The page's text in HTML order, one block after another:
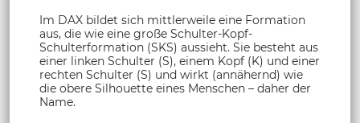
Im DAX bildet sich mittlerweile eine Formation
aus, die wie eine große Schulter-Kopf-
Schulterformation (SKS) aussieht. Sie besteht aus
einer linken Schulter (S), einem Kopf (K) und einer
rechten Schulter (S) und wirkt (annähernd) wie
die obere Silhouette eines Menschen – daher der
Name.